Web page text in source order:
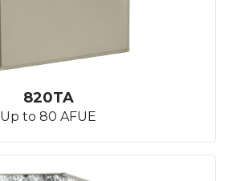
820TA
Up to 80 AFUE